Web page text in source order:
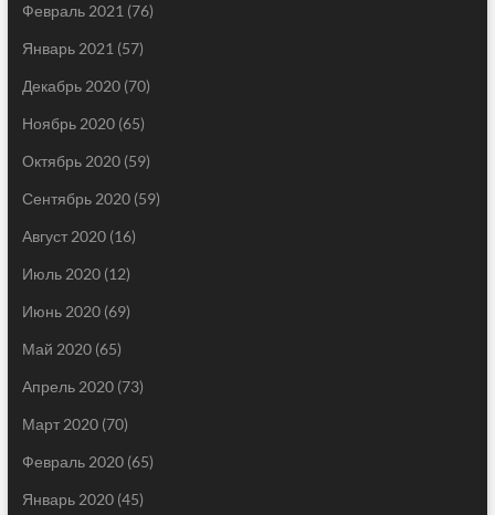
Февраль 2021 (76)
Январь 2021 (57)
Декабрь 2020(70)
Ноябрь 2020(65)
Октябрь 2020(59)
Сентябрь 2020(59)
Август 2020(16)
Июль 2020(12)
Июнь 2020(69)
Май 2020(65)
Апрель 2020(73)
Март 2020(70)
Февраль 2020(65)
Январь 2020(45)